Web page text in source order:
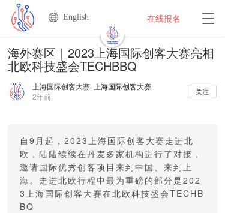
T
g
n
在线报名
English
海外赛区｜2023上海国际创客大赛亮相
北欧科技盛会TECHBBQ
上海国际创客大赛· 上海国际创客大赛
2年前
关注
自9月起，2023上海国际创客大赛走进北
欧，陆陆续续在丹麦多家机构进行了对接，
邀请国际优秀创客项目来到中国、来到上
海。走进北欧行程中最为重磅的部分是202
3上海国际创客大赛在北欧科技盛会TECHB
BQ